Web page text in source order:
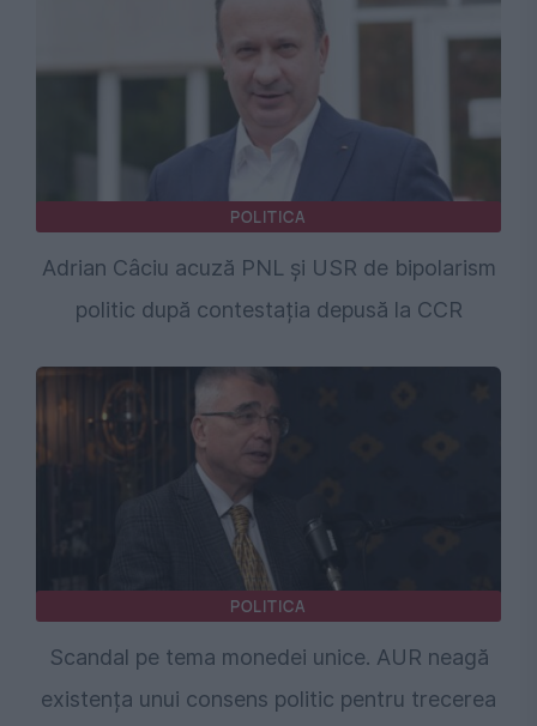
POLITICA
Adrian Câciu acuză PNL și USR de bipolarism
politic după contestația depusă la CCR
POLITICA
Scandal pe tema monedei unice. AUR neagă
existența unui consens politic pentru trecerea